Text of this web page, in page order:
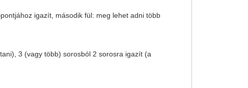
igazít, második fül: meg lehet adni több
3 (vagy több) sorosból 2 sorosra igazít (a